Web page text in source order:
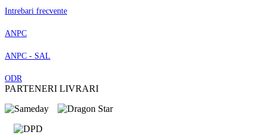
Intrebari frecvente
ANPC
ANPC - SAL
ODR
PARTENERI LIVRARI